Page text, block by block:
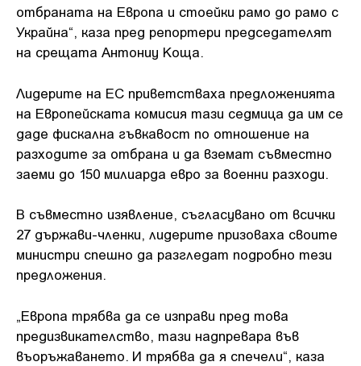
отбраната на Европа и стоейки рамо до рамо с
Украйна“, каза пред репортери председателят
на срещата Антониу Коща.
Лидерите на ЕС приветстваха предложенията
на Европейската комисия тази седмица да им се
даде фискална гъвкавост по отношение на
разходите за отбрана и да вземат съвместно
заеми до 150 милиарда евро за военни разходи.
В съвместно изявление, съгласувано от всички
27 държави-членки, лидерите призоваха своите
министри спешно да разгледат подробно тези
предложения.
„Европа трябва да се изправи пред това
предизвикателство, тази надпревара във
въоръжаването. И трябва да я спечели“, каза